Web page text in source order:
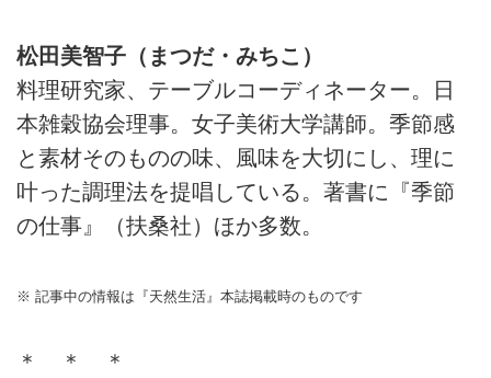
松田美智子（まつだ・みちこ）
料理研究家、テーブルコーディネーター。日
本雑穀協会理事。女子美術大学講師。季節感
と素材そのものの味、風味を大切にし、理に
叶った調理法を提唱している。著書に『季節
の仕事』（扶桑社）ほか多数。
※ 記事中の情報は『天然生活』本誌掲載時のものです
＊ ＊ ＊